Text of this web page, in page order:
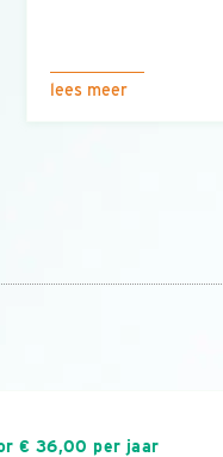
lees meer
€ 36,00 per jaar